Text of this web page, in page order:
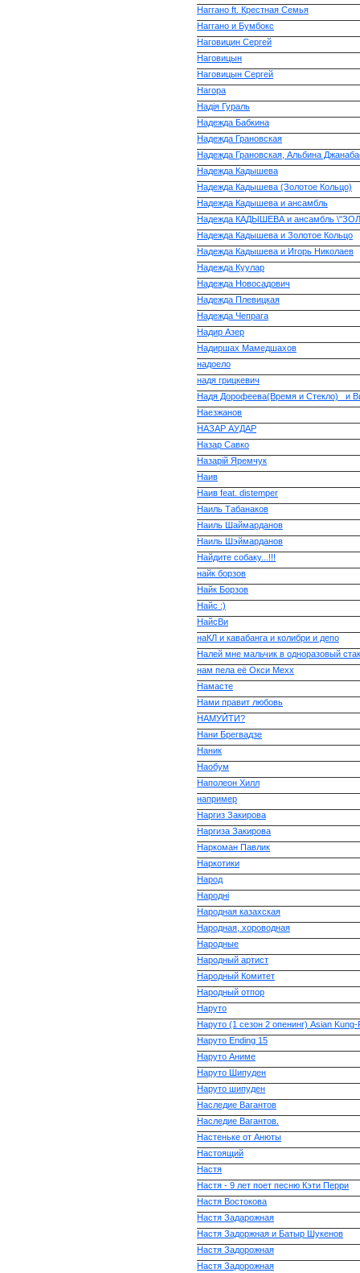
Наггано ft. Крестная Семья
Наггано и Бумбокс
Наговицин Сергей
Наговицын
Наговицын Сергей
Нагора
Надія Гураль
Надежда Бабкина
Надежда Грановская
Надежда Грановская, Альбина
Надежда Кадышева
Надежда Кадышева (Золотое Кольцо)
Надежда Кадышева и ансамбль
Надежда КАДЫШЕВА и ансамбль
Надежда Кадышева и Золотое Кольцо
Надежда Кадышева и Игорь Николаев
Надежда Куулар
Надежда Новосадович
Надежда Плевицкая
Надежда Чепрага
Надир Азер
Надиршах Мамедшахов
надоело
надя грицкевич
Надя Дорофеева(Время и Стекло)_ и
Наезжанов
НАЗАР АУДАР
Назар Савко
Назарій Яремчук
Наив
Наив feat. distemper
Наиль Табанаков
Наиль Шаймарданов
Наиль Шэймарданов
Найдите собаку...!!!
найк борзов
Найк Борзов
Найс :)
НайсВи
наКЛ и кавабанга и колибри и депо
Налей мне мальчик в одноразовый
нам пела её Окси Мехх
Намасте
Нами правит любовь
НАМУЙТИ?
Нани Брегвадзе
Наник
Наобум
Наполеон Хилл
например
Наргиз Закирова
Наргиза Закирова
Наркоман Павлик
Наркотики
Народ
Народні
Народная казахская
Народная, хороводная
Народные
Народный артист
Народный Комитет
Народный отпор
Наруто
Наруто (1 сезон 2 опенинг) Asian
Наруто Ending 15
Наруто Аниме
Наруто Шипуден
Наруто шипуден
Наследие Вагантов
Наследие Вагантов.
Настеньке от Анюты
Настоящий
Настя
Настя - 9 лет поет песню Кэти Перри
Настя Востокова
Настя Задарожная
Настя Задоржная и Батыр Шукенов
Настя Задорожная
Настя Задорожная